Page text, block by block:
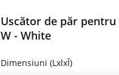
Uscător de păr pentru
W - White
Dimensiuni (LxlxÎ)